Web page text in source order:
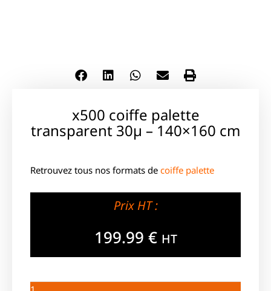
x500 coiffe palette
transparent 30µ – 140×160 cm
Retrouvez tous nos formats de coiffe palette
Prix HT :
199.99 € HT